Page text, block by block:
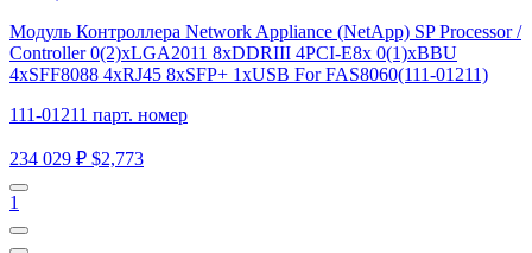
Модуль Контроллера Network Appliance (NetApp) SP Processor /
Controller 0(2)xLGA2011 8xDDRIII 4PCI-E8x 0(1)xBBU
4xSFF8088 4xRJ45 8xSFP+ 1xUSB For FAS8060(111-01211)
111-01211 парт. номер
234 029 ₽ $2,773
1